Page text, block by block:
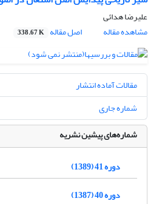
علیرضا هدائی
مشاهده مقاله
اصل مقاله 338.67 K
مقالات آماده انتشار
شماره جاری
شماره‌های پیشین نشریه
دوره 41 (1389)
دوره 40 (1387)